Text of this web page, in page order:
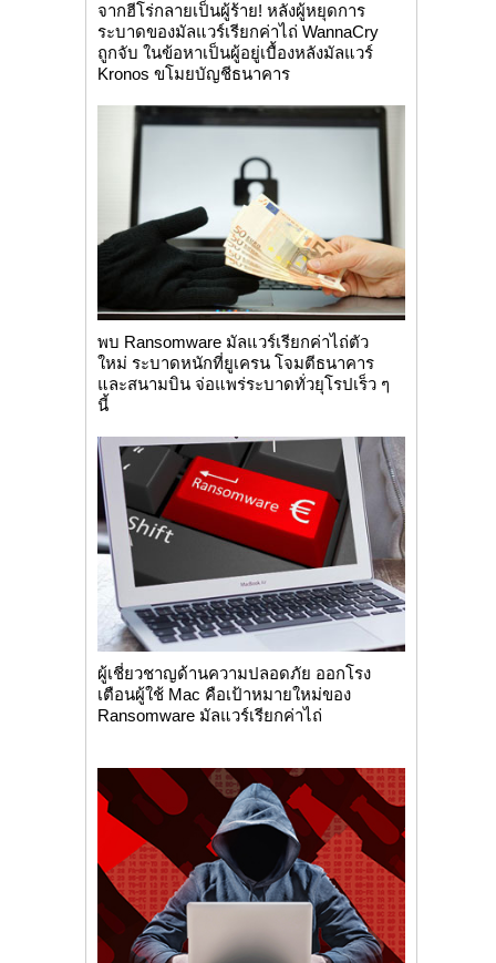
จากฮีโร่กลายเป็นผู้ร้าย! หลังผู้หยุดการ
ระบาดของมัลแวร์เรียกค่าไถ่ WannaCry
ถูกจับ ในข้อหาเป็นผู้อยู่เบื้องหลังมัลแวร์
Kronos ขโมยบัญชีธนาคาร
พบ Ransomware มัลแวร์เรียกค่าไถ่ตัว
ใหม่ ระบาดหนักที่ยูเครน โจมตีธนาคาร
และสนามบิน จ่อแพร่ระบาดทั่วยุโรปเร็ว ๆ
นี้
ผู้เชี่ยวชาญด้านความปลอดภัย ออกโรง
เตือนผู้ใช้ Mac คือเป้าหมายใหม่ของ
Ransomware มัลแวร์เรียกค่าไถ่